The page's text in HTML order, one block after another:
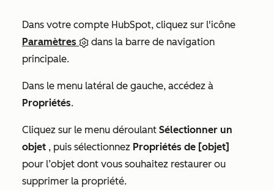
Dans votre compte HubSpot, cliquez sur l'icône
Paramètres
dans la barre de navigation
principale.
Dans le menu latéral de gauche, accédez à
Propriétés.
Cliquez sur le menu déroulant Sélectionner un
objet , puis sélectionnez Propriétés de [objet]
pour l’objet dont vous souhaitez restaurer ou
supprimer la propriété.